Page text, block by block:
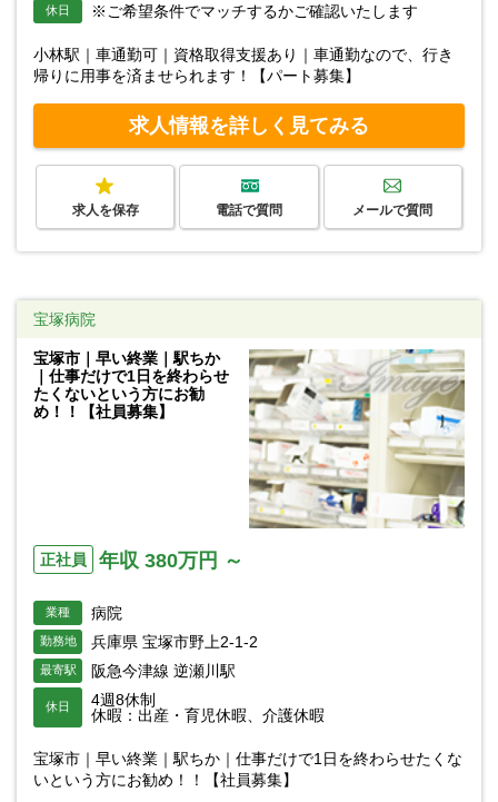
休日 ※ご希望条件でマッチするかご確認いたします
小林駅｜車通勤可｜資格取得支援あり｜車通勤なので、行き
帰りに用事を済ませられます！【パート募集】
求人情報を詳しく見てみる
求人を保存 電話で質問 メールで質問
宝塚病院
宝塚市｜早い終業｜駅ちか
｜仕事だけで1日を終わらせ
たくないという方にお勧
め！！【社員募集】
正社員 年収 380万円 ～
業種 病院
勤務地 兵庫県 宝塚市野上2-1-2
最寄駅 阪急今津線 逆瀬川駅
休日
4週8休制
休暇：出産・育児休暇、介護休暇
宝塚市｜早い終業｜駅ちか｜仕事だけで1日を終わらせたくな
いという方にお勧め！！【社員募集】